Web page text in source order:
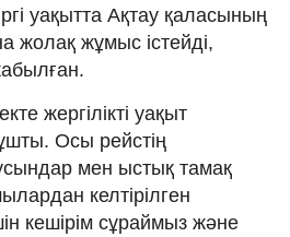
уақытта Ақтау қаласының
жолақ жұмыс істейді,
жергілікті уақыт
Осы рейстің
мен ыстық тамақ
келтірілген
кешірім сұраймыз және